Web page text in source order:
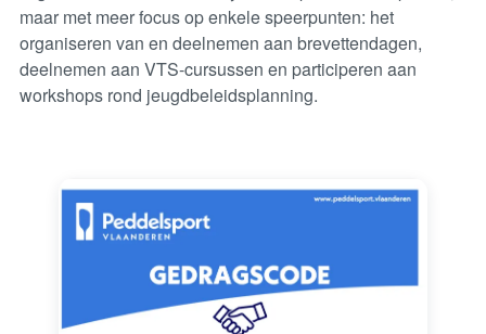
maar met meer focus op enkele speerpunten: het
organiseren van en deelnemen aan brevettendagen,
deelnemen aan VTS-cursussen en participeren aan
workshops rond jeugdbeleidsplanning.